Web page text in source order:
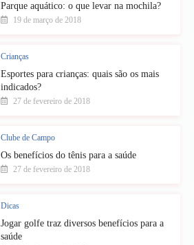
Parque aquático: o que levar na mochila?
19 de março de 2018
Crianças
Esportes para crianças: quais são os mais
indicados?
27 de fevereiro de 2018
Clube de Campo
Os benefícios do tênis para a saúde
27 de fevereiro de 2018
Dicas
Jogar golfe traz diversos benefícios para a
saúde